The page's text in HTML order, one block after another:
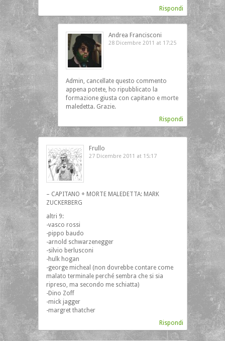
Rispondi
Andrea Francisconi
28 Dicembre 2011 at 17:25
Admin, cancellate questo commento
appena potete, ho ripubblicato la
formazione giusta con capitano e morte
maledetta. Grazie.
Rispondi
Frullo
27 Dicembre 2011 at 15:17
– CAPITANO + MORTE MALEDETTA: MARK
ZUCKERBERG
altri 9:
-vasco rossi
-pippo baudo
-arnold schwarzenegger
-silvio berlusconi
-hulk hogan
-george micheal (non dovrebbe contare come
malato terminale perché sembra che si sia
ripreso, ma secondo me schiatta)
-Dino Zoff
-mick jagger
-margret thatcher
Rispondi